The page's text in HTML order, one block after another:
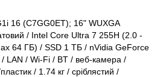
16 (C7GG0ET); 16" WUXGA
/ Intel Core Ultra 7 255H (2.0 -
64 ГБ) / SSD 1 ТБ / nVidia GeForce
LAN / Wi-Fi / BT / веб-камера /
/ 1.74 кг / сріблястий /